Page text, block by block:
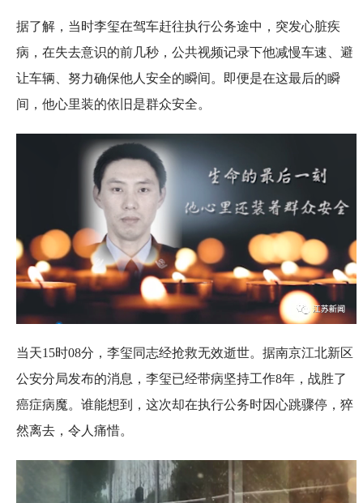
据了解，当时李玺在驾车赶往执行公务途中，突发心脏疾
病，在失去意识的前几秒，公共视频记录下他减慢车速、避
让车辆、努力确保他人安全的瞬间。即便是在这最后的瞬
间，他心里装的依旧是群众安全。
当天15时08分，李玺同志经抢救无效逝世。据南京江北新区
公安分局发布的消息，李玺已经带病坚持工作8年，战胜了
癌症病魔。谁能想到，这次却在执行公务时因心跳骤停，猝
然离去，令人痛惜。